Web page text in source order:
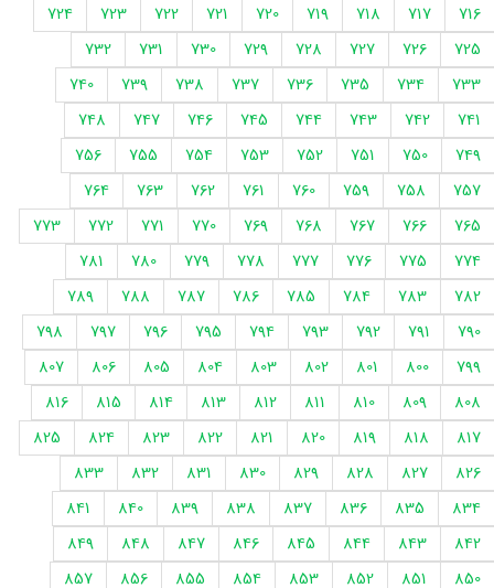
716
717
718
719
720
721
722
723
724
725
726
727
728
729
730
731
732
733
734
735
736
737
738
739
740
741
742
743
744
745
746
747
748
749
750
751
752
753
754
755
756
757
758
759
760
761
762
763
764
765
766
767
768
769
770
771
772
773
774
775
776
777
778
779
780
781
782
783
784
785
786
787
788
789
790
791
792
793
794
795
796
797
798
799
800
801
802
803
804
805
806
807
808
809
810
811
812
813
814
815
816
817
818
819
820
821
822
823
824
825
826
827
828
829
830
831
832
833
834
835
836
837
838
839
840
841
842
843
844
845
846
847
848
849
850
851
852
853
854
855
856
857